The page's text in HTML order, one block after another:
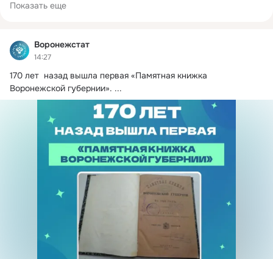
Воронежстат
14:27
170 лет  назад вышла первая «Памятная книжка
Воронежской губернии». ...
Показать еще